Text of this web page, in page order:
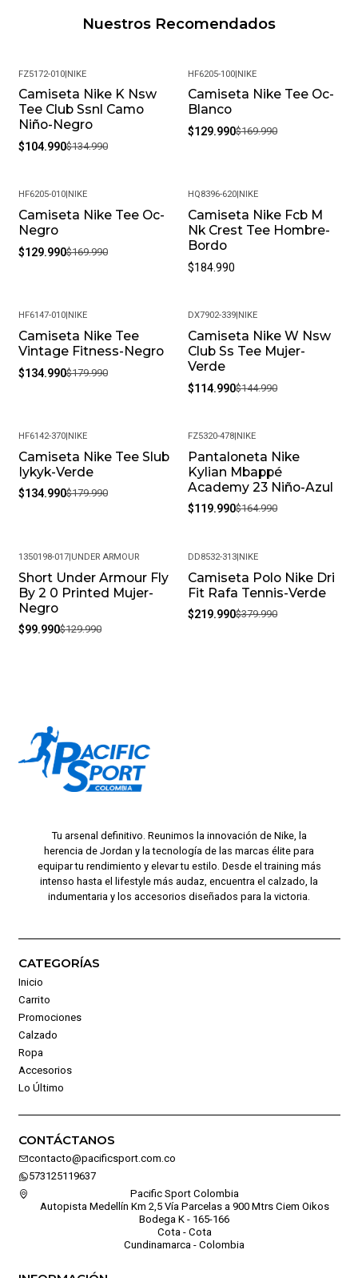
Nuestros Recomendados
-22%
FZ5172-010|NIKE
Camiseta Nike K Nsw
Tee Club Ssnl Camo
Niño-Negro
$104.990$134.990
-24%
HF6205-100|NIKE
Camiseta Nike Tee Oc-
Blanco
$129.990$169.990
-24%
HF6205-010| NIKE
Camiseta Nike Tee Oc-
Negro
$129.990$169.990
HQ8396-620 NIKE
Camiseta Nike Fcb M
Nk Crest Tee Hombre-
Bordo
$184.990
-25%
HF6147-010| NIKE
Camiseta Nike Tee
Vintage Fitness-Negro
$134.990$179.990
-21%
DX7902-339 NIKE
Camiseta Nike W Nsw
Club Ss Tee Mujer-
Verde
$114.990$144.990
-25%
HF6142-370| NIKE
Camiseta Nike Tee Slub
Iykyk-Verde
$134.990$179.990
-27%
FZ5320-478 NIKE
Pantaloneta Nike
Kylian Mbappé
Academy 23 Niño-Azul
$119.990$164.990
-23%
1350198-017| UNDER ARMOUR
Short Under Armour Fly
By 2 0 Printed Mujer-
Negro
$99.990$129.990
-42%
DD8532-313 NIKE
Camiseta Polo Nike Dri
Fit Rafa Tennis-Verde
$219.990$379.990
Tu arsenal definitivo. Reunimos la innovación de Nike, la
herencia de Jordan y la tecnología de las marcas élite para
equipar tu rendimiento y elevar tu estilo. Desde el training más
intenso hasta el lifestyle más audaz, encuentra el calzado, la
indumentaria y los accesorios diseñados para la victoria.
CATEGORÍAS
Inicio
Carrito
Promociones
Calzado
Ropa
Accesorios
Lo Último
CONTÁCTANOS
contacto@pacificsport.com.co
573125119637
Pacific Sport Colombia
Autopista Medellín Km 2,5 Vía Parcelas a 900 Mtrs Ciem Oikos
Bodega K - 165-166
Cota - Cota
Cundinamarca - Colombia